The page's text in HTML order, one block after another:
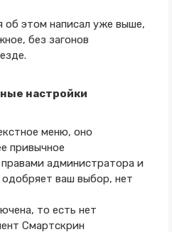
об этом написал уже выше,
без загонов
настройки
меню, оно
привычное
администратора и
ваш выбор, нет
то есть нет
Смартскрин